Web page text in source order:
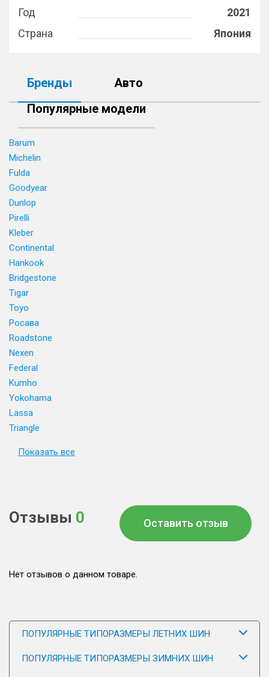
Год
2021
Страна
Япония
Бренды
Авто
Популярные модели
Barum
Michelin
Fulda
Goodyear
Dunlop
Pirelli
Kleber
Continental
Hankook
Bridgestone
Tigar
Toyo
Росава
Roadstone
Nexen
Federal
Kumho
Yokohama
Lassa
Triangle
Показать все
Отзывы 0 Оставить отзыв
Нет отзывов о данном товаре.
ПОПУЛЯРНЫЕ ТИПОРАЗМЕРЫ ЛЕТНИХ ШИН
ПОПУЛЯРНЫЕ ТИПОРАЗМЕРЫ ЗИМНИХ ШИН